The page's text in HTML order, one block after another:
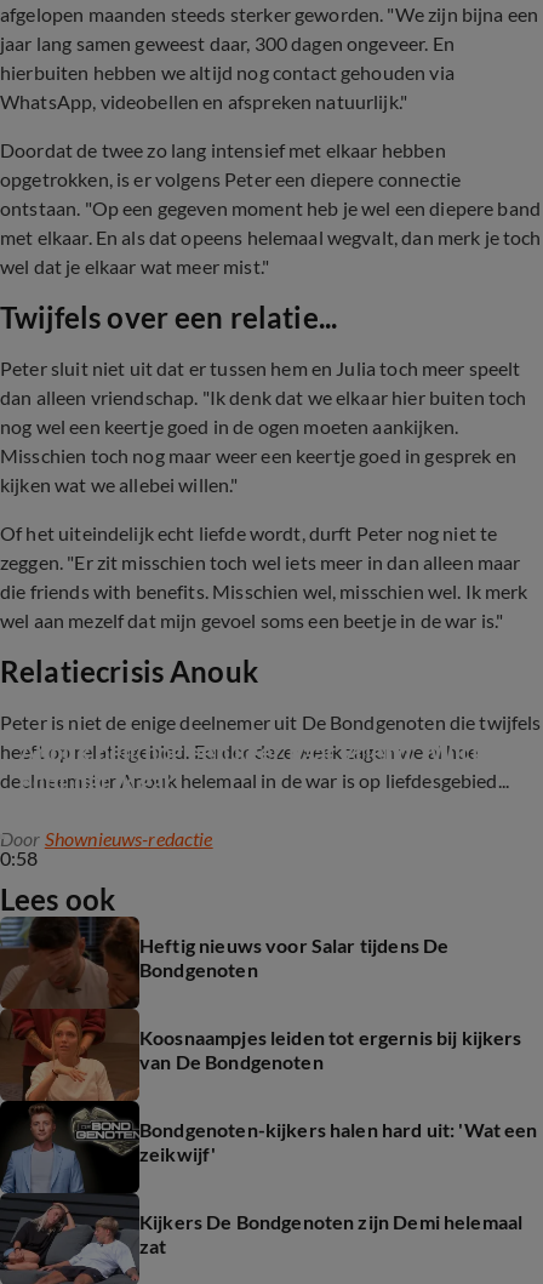
afgelopen maanden steeds sterker geworden. "We zijn bijna een
jaar lang samen geweest daar, 300 dagen ongeveer. En
hierbuiten hebben we altijd nog contact gehouden via
WhatsApp, videobellen en afspreken natuurlijk."
Doordat de twee zo lang intensief met elkaar hebben
opgetrokken, is er volgens Peter een diepere connectie
ontstaan. "Op een gegeven moment heb je wel een diepere band
met elkaar. En als dat opeens helemaal wegvalt, dan merk je toch
wel dat je elkaar wat meer mist."
Twijfels over een relatie...
Peter sluit niet uit dat er tussen hem en Julia toch meer speelt
dan alleen vriendschap. "Ik denk dat we elkaar hier buiten toch
nog wel een keertje goed in de ogen moeten aankijken.
Misschien toch nog maar weer een keertje goed in gesprek en
kijken wat we allebei willen."
Of het uiteindelijk echt liefde wordt, durft Peter nog niet te
zeggen. "Er zit misschien toch wel iets meer in dan alleen maar
die friends with benefits. Misschien wel, misschien wel. Ik merk
wel aan mezelf dat mijn gevoel soms een beetje in de war is."
Relatiecrisis Anouk
Peter is niet de enige deelnemer uit De Bondgenoten die twijfels
heeft op relatiegebied. Eerder deze week zagen we al hoe
deelneemster Anouk helemaal in de war is op liefdesgebied...
0:58
Anouk belt nog een keer haar vriend: 'Wil je
echt dat ik ga?'
Door Shownieuws-redactie
Lees ook
Heftig nieuws voor Salar tijdens De
Bondgenoten
Koosnaampjes leiden tot ergernis bij kijkers
van De Bondgenoten
Bondgenoten-kijkers halen hard uit: 'Wat een
zeikwijf'
Kijkers De Bondgenoten zijn Demi helemaal
zat